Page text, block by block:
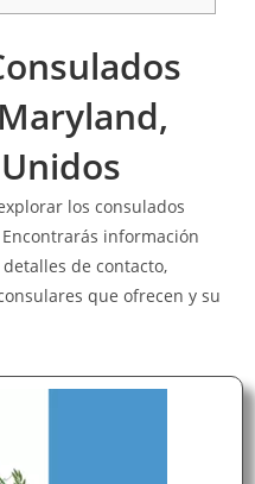
los consulados
información
de contacto,
que ofrecen y su